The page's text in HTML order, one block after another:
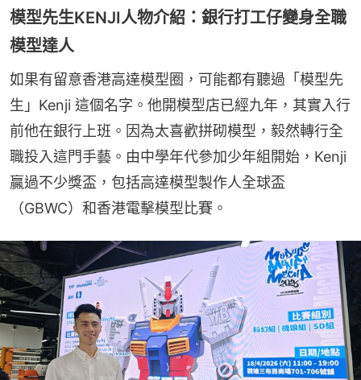
模型先生KENJI人物介紹：銀行打工仔變身全職
模型達人
如果有留意香港高達模型圈，可能都有聽過「模型先
生」Kenji 這個名字。他開模型店已經九年，其實入行
前他在銀行上班。因為太喜歡拼砌模型，毅然轉行全
職投入這門手藝。由中學年代參加少年組開始，Kenji
贏過不少獎盃，包括高達模型製作人全球盃
（GBWC）和香港電擊模型比賽。